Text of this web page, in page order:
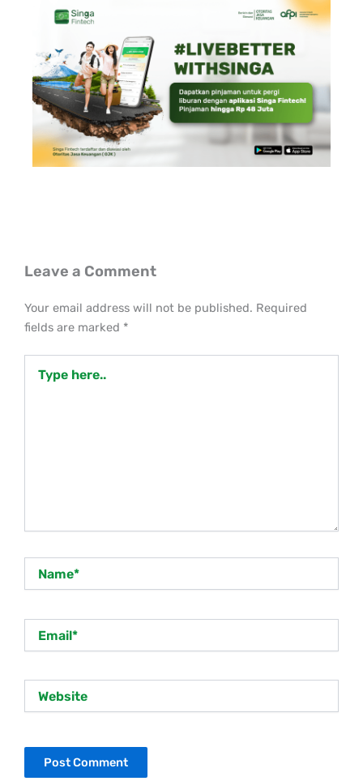
Leave a Comment
Your email address will not be published. Required
fields are marked *
here..